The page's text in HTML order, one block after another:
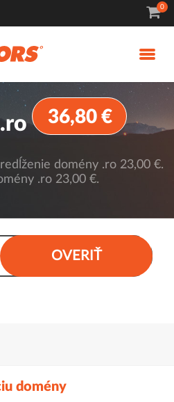
0
.ro 36,80 €
domény .ro 23,00 €.
.ro 23,00 €.
OVERIŤ
domény